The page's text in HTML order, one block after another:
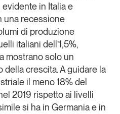
evidente in Italia e
una recessione
di produzione
italiani dell’1,5%,
mostrano solo un
della crescita. A guidare la
il meno 18% del
2019 rispetto ai livelli
si ha in Germania e in